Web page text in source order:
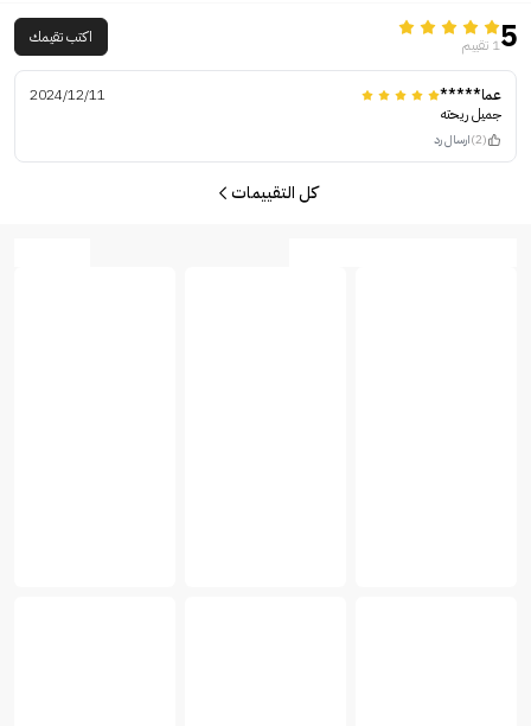
51 تقييم اكتب تقيمك
عما*****
2024/12/11
جميل ريحته
(2) ارسال رد
كل التقييمات